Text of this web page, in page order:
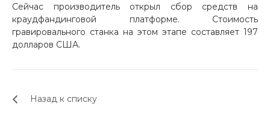
Сейчас производитель открыл сбор средств на
краудфандинговой платформе. Стоимость
гравировального станка на этом этапе составляет 197
долларов США.
Назад к списку